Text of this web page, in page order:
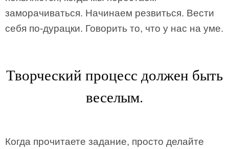
заморачиваться. Начинаем резвиться. Вести
себя по-дурацки. Говорить то, что у нас на уме.
Творческий процесс должен быть
веселым.
Когда прочитаете задание, просто делайте